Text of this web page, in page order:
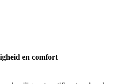
en comfort